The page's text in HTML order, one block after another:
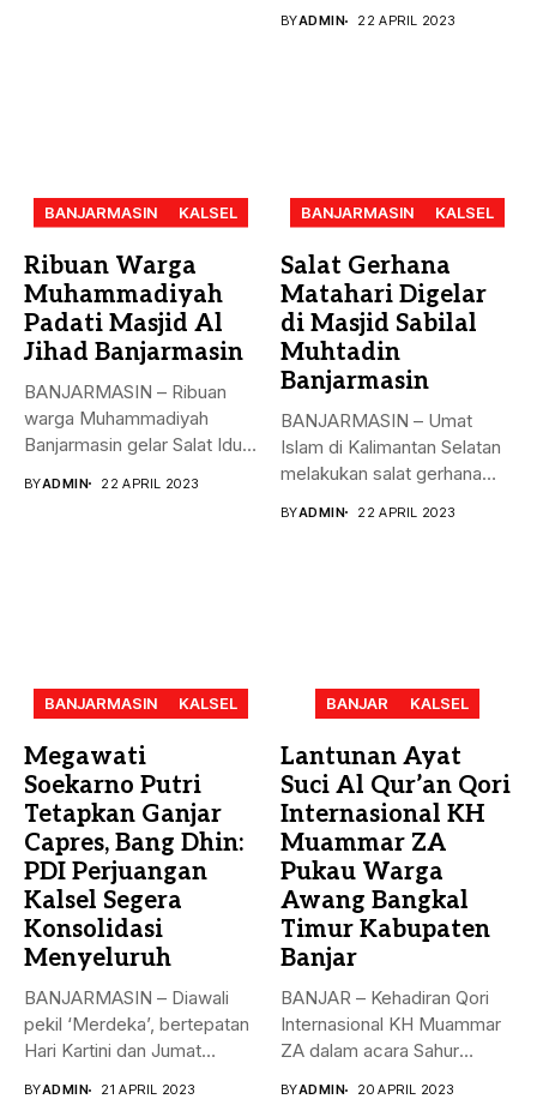
BYADMIN 22 APRIL 2023
BANJARMASIN KALSEL
Ribuan Warga
Muhammadiyah
Padati Masjid Al
Jihad Banjarmasin
BANJARMASIN – Ribuan
warga Muhammadiyah
Banjarmasin gelar Salat Idul
BYADMIN 22 APRIL 2023
BANJARMASIN KALSEL
Salat Gerhana
Matahari Digelar
di Masjid Sabilal
Muhtadin
Banjarmasin
BANJARMASIN – Umat
Islam di Kalimantan Selatan
melakukan salat gerhana
BYADMIN 22 APRIL 2023
BANJARMASIN KALSEL
Megawati
Soekarno Putri
Tetapkan Ganjar
Capres, Bang Dhin:
PDI Perjuangan
Kalsel Segera
Konsolidasi
Menyeluruh
BANJARMASIN – Diawali
pekil ‘Merdeka’, bertepatan
Hari Kartini dan Jumat
BYADMIN 21 APRIL 2023
BANJAR KALSEL
Lantunan Ayat
Suci Al Qur’an Qori
Internasional KH
Muammar ZA
Pukau Warga
Awang Bangkal
Timur Kabupaten
Banjar
BANJAR – Kehadiran Qori
Internasional KH Muammar
ZA dalam acara Sahur
BYADMIN 20 APRIL 2023